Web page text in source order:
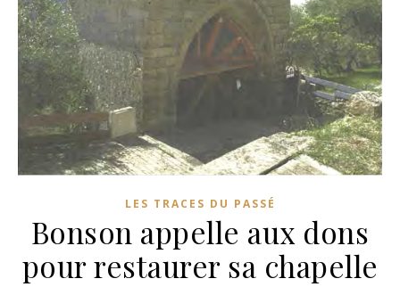
LES TRACES DU PASSÉ
Bonson appelle aux dons
pour restaurer sa chapelle